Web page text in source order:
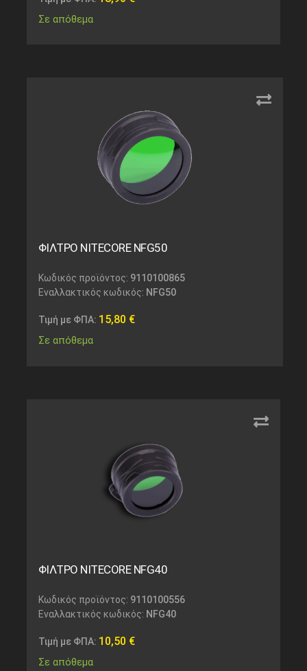
Σε απόθεμα
ΦΙΛΤΡΟ NITECORE NFG50
Κωδικός προϊόντος: 9110100865
Εναλλακτικός κωδικός: NFG50
Τιμή με ΦΠΑ: 15,80 €
Σε απόθεμα
ΦΙΛΤΡΟ NITECORE NFG40
Κωδικός προϊόντος: 9110100556
Εναλλακτικός κωδικός: NFG40
Τιμή με ΦΠΑ: 10,50 €
Σε απόθεμα